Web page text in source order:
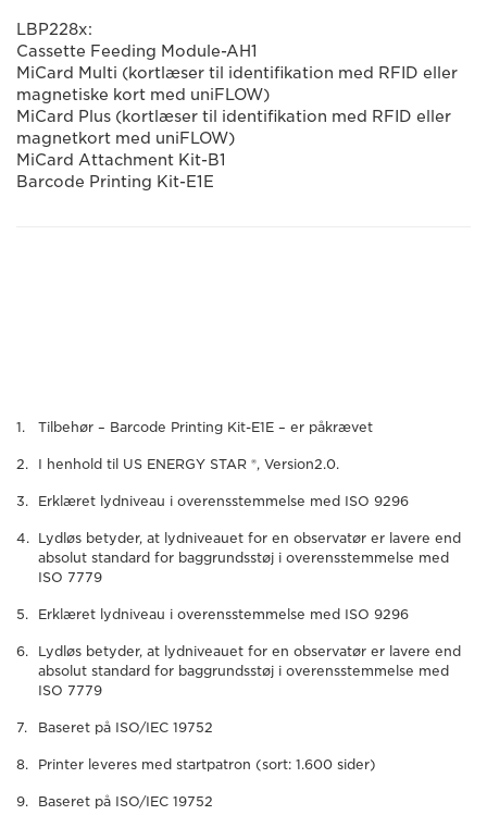
LBP228x:
Cassette Feeding Module-AH1
MiCard Multi (kortlæser til identifikation med RFID eller
magnetiske kort med uniFLOW)
MiCard Plus (kortlæser til identifikation med RFID eller
magnetkort med uniFLOW)
MiCard Attachment Kit-B1
Barcode Printing Kit-E1E
Tilbehør – Barcode Printing Kit-E1E – er påkrævet
I henhold til US ENERGY STAR ®, Version2.0.
Erklæret lydniveau i overensstemmelse med ISO 9296
Lydløs betyder, at lydniveauet for en observatør er lavere end
absolut standard for baggrundsstøj i overensstemmelse med
ISO 7779
Erklæret lydniveau i overensstemmelse med ISO 9296
Lydløs betyder, at lydniveauet for en observatør er lavere end
absolut standard for baggrundsstøj i overensstemmelse med
ISO 7779
Baseret på ISO/IEC 19752
Printer leveres med startpatron (sort: 1.600 sider)
Baseret på ISO/IEC 19752